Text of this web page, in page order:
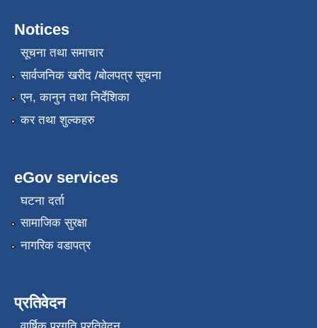
Notices
सूचना तथा समाचार
सार्वजनिक खरीद /बोलपत्र सूचना
एन, कानुन तथा निर्देशिका
कर तथा शुल्कहरु
eGov services
घटना दर्ता
सामाजिक सुरक्षा
नागरिक वडापत्र
प्रतिवेदन